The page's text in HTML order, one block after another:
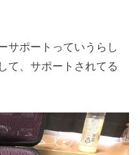
サポートっていうらし
て、サポートされてる